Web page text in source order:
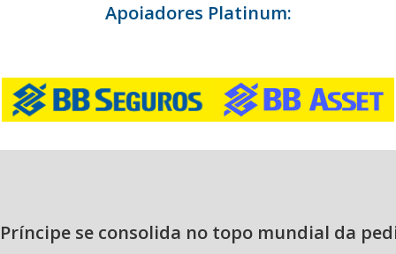
Apoiadores Platinum:
se consolida no topo mundial da